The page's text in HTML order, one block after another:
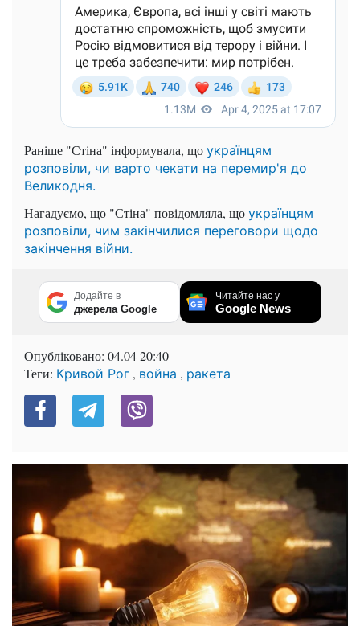
Раніше "Стіна" інформувала, що українцям
розповіли, чи варто чекати на перемир'я до
Великодня.
Нагадуємо, що "Стіна" повідомляла, що українцям
розповіли, чим закінчилися переговори щодо
закінчення війни.
Додайте в
джерела Google
Читайте нас у
Google News
Опубліковано: 04.04 20:40
Теги: Кривой Рог , война , ракета